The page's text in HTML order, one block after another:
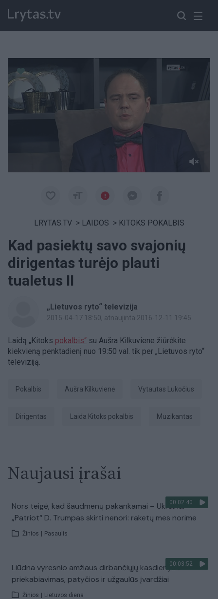
Paremkite Ukrainą
LRYTAS.TV > LAIDOS > KITOKS POKALBIS
Kad pasiektų savo svajonių
dirigentas turėjo plauti
tualetus II
„Lietuvos ryto“ televizija
2015-04-17 18:50, atnaujinta 2016-12-11 19:45
Laidą „Kitoks pokalbis“ su Aušra Kilkuviene žiūrėkite
kiekvieną penktadienį nuo 19:50 val. tik per „Lietuvos ryto“
televiziją.
pokalbis Aušra Kilkuvienė Vytautas Lukočius
dirigentas laida Kitoks pokalbis muzikantas
Naujausi įrašai
00:02:40
Nors teigė, kad šaudmenų pakankamai – Ukrainai
„Patriot“ D. Trumpas skirti nenori: raketų mes norime
Žinios Pasaulis
00:03:52
Liūdna vyresnio amžiaus dirbančiųjų kasdienybė –
priekabiavimas, patyčios ir užgaulūs įvardžiai
Žinios Lietuvos diena